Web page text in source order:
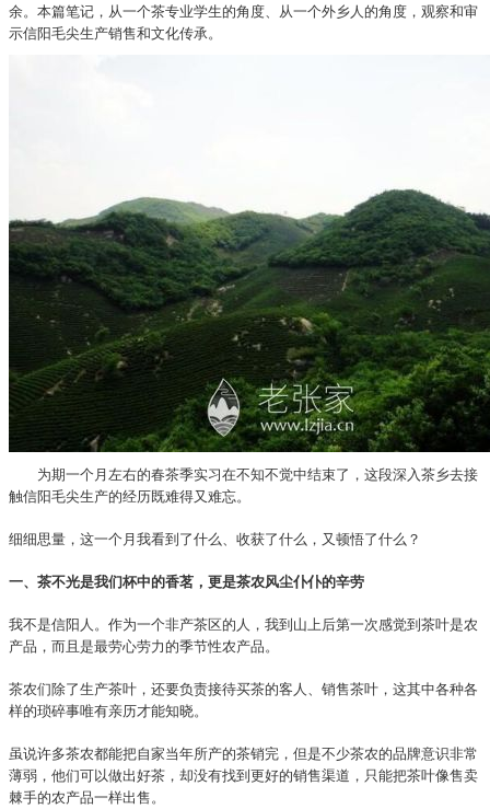
余。本篇笔记，从一个茶专业学生的角度、从一个外乡人的角度，观察和审
示信阳毛尖生产销售和文化传承。
为期一个月左右的春茶季实习在不知不觉中结束了，这段深入茶乡去接
触信阳毛尖生产的经历既难得又难忘。
细细思量，这一个月我看到了什么、收获了什么，又顿悟了什么？
一、茶不光是我们杯中的香茗，更是茶农风尘仆仆的辛劳
我不是信阳人。作为一个非产茶区的人，我到山上后第一次感觉到茶叶是农
产品，而且是最劳心劳力的季节性农产品。
茶农们除了生产茶叶，还要负责接待买茶的客人、销售茶叶，这其中各种各
样的琐碎事唯有亲历才能知晓。
虽说许多茶农都能把自家当年所产的茶销完，但是不少茶农的品牌意识非常
薄弱，他们可以做出好茶，却没有找到更好的销售渠道，只能把茶叶像售卖
棘手的农产品一样出售。